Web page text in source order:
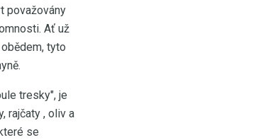
považovány
Ať už
tyto
tresky", je
rajčaty , oliv a
se